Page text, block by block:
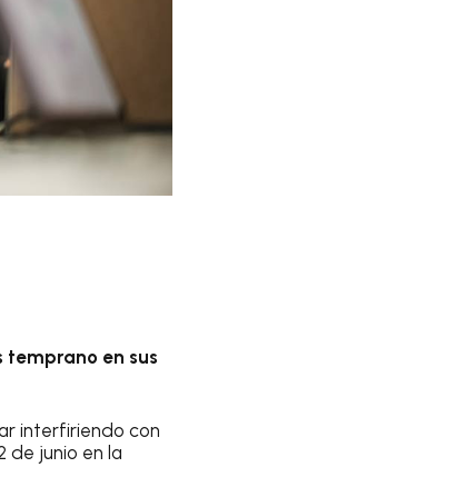
temprano en sus
interfiriendo con
de junio en la